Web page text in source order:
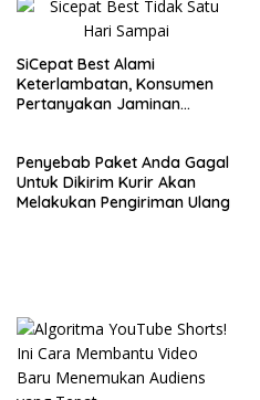
SiCepat Best Alami
Keterlambatan, Konsumen
Pertanyakan Jaminan
Penyebab Paket Anda Gagal
Untuk Dikirim Kurir Akan
Melakukan Pengiriman Ulang